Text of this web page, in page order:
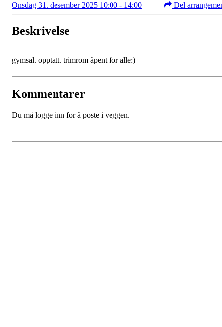
Onsdag 31. desember 2025 10:00 - 14:00 Del
Beskrivelse
gymsal. opptatt. trimrom åpent for alle:)
Kommentarer
Du må logge inn for å poste i veggen.